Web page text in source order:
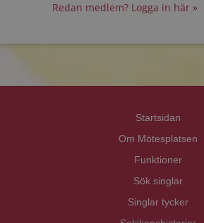
Redan medlem? Logga in här »
Startsidan
Om Mötesplatsen
Funktioner
Sök singlar
Singlar tycker